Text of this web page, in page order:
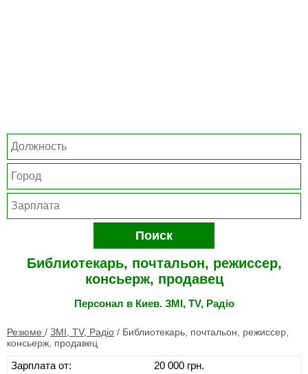
Поиск
Библиотекарь, почтальон, режиссер,
консьерж, продавец
Персонал в Киев. ЗМІ, TV, Радіо
Резюме / ЗМІ, TV, Радіо / Библиотекарь, почтальон, режиссер,
консьерж, продавец
Зарплата от:
20 000 грн.